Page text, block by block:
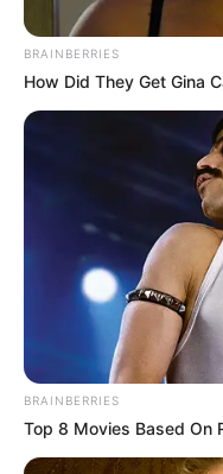
γραπτή άδεια του
δικαιώματος. Διαβάστε την
να το
αποδέχεστε. Ο ιστότοπος
Επικοινωνήστε
@2022 -
BRAINBERRIES
How Did They Get Gina
BRAINBERRIES
Top 8 Movies Based On